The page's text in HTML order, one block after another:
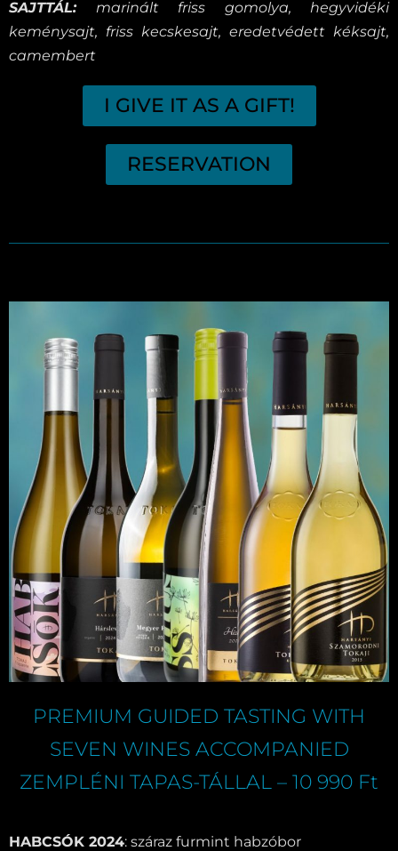
SAJTTÁL:marinált friss gomolya, hegyvidéki
keménysajt, friss kecskesajt, eredetvédett kéksajt,
camembert
I GIVE IT AS A GIFT!
RESERVATION
PREMIUM GUIDED TASTING WITH
SEVEN WINES ACCOMPANIED
ZEMPLÉNI TAPAS-TÁLLAL – 10 990 Ft
HABCSÓK 2024: száraz furmint habzóbor